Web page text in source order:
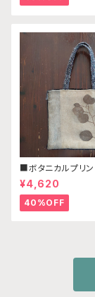
■ボタニカルプリ
ニバッグ C
¥4,620
40%OFF